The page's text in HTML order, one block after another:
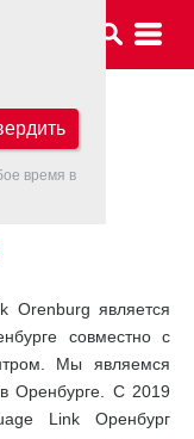
Orenburg является
совместно с
Мы являемся
Оренбурге. С 2019
Link Оренбург
время в